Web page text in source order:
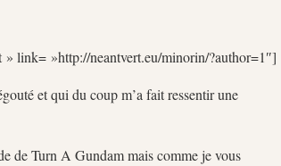
link= »http://neantvert.eu/minorin/?author=1″]
et qui du coup m’a fait ressentir une
de Turn A Gundam mais comme je vous